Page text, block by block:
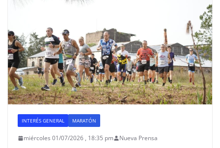
INTERÉS GENERAL MARATÓN
miércoles 01/07/2026 , 18:35 pm Nueva Prensa